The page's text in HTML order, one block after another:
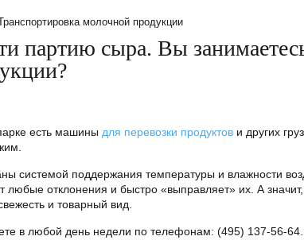
молочной продукции
партию сыра. Вы
есть машины для перевозки продуктов и других
системой поддержания температуры и влажности
любые отклонения и быстро «выправляет» их. А
и товарный вид.
в любой день недели по телефонам: (495) 137-56-64.